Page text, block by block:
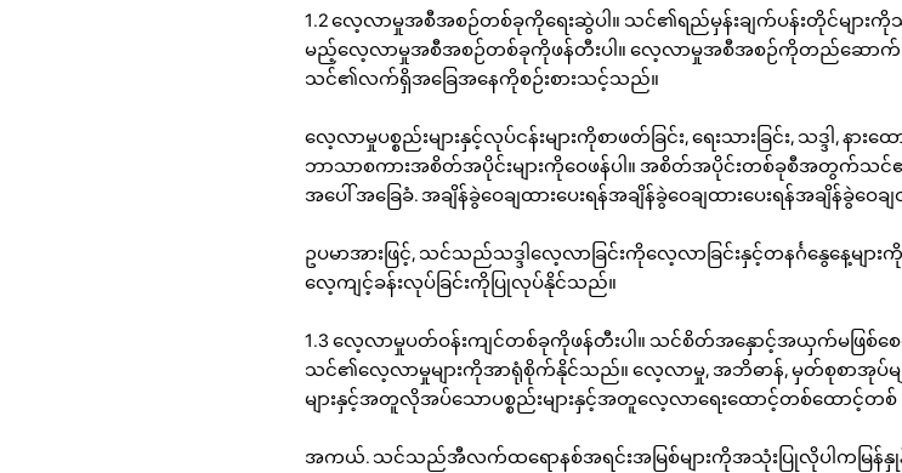
1.2 လေ့လာမှုအစီအစဉ်တစ်ခုကိုရေးဆွဲပါ။ သင်၏ရည်မှန်းချက်ပန်းတိုင်များ
မည့်လေ့လာမှုအစီအစဉ်တစ်ခုကိုဖန်တီးပါ။ လေ့လာမှုအစီအစဉ်ကိုတည်ဆော
သင်၏လက်ရှိအခြေအနေကိုစဉ်းစားသင့်သည်။
လေ့လာမှုပစ္စည်းများနှင့်လုပ်ငန်းများကိုစာဖတ်ခြင်း, ရေးသားခြင်း, သဒ္ဒါ, နားထ
ဘာသာစကားအစိတ်အပိုင်းများကိုဝေဖန်ပါ။ အစိတ်အပိုင်းတစ်ခုစီအတွက်သင်၏ ဦး
အပေါ် အခြေခံ. အချိန်ခွဲဝေချထားပေးရန်အချိန်ခွဲဝေချထားပေးရန်အချိန်ခွဲဝေချထ
ဥပမာအားဖြင့်, သင်သည်သဒ္ဒါလေ့လာခြင်းကိုလေ့လာခြင်းနှင့်တနင်္ဂနွေနေ့များကို
လေ့ကျင့်ခန်းလုပ်ခြင်းကိုပြုလုပ်နိုင်သည်။
1.3 လေ့လာမှုပတ်ဝန်းကျင်တစ်ခုကိုဖန်တီးပါ။ သင်စိတ်အနှောင့်အယှက်မဖြစ်
သင်၏လေ့လာမှုများကိုအာရုံစိုက်နိုင်သည်။ လေ့လာမှု, အဘိဓာန်, မှတ်စုစာအုပ်မျ
များနှင့်အတူလိုအပ်သောပစ္စည်းများနှင့်အတူလေ့လာရေးထောင့်တစ်ထောင့်တစ် ဦ
အကယ်. သင်သည်အီလက်ထရောနစ်အရင်းအမြစ်များကိုအသုံးပြုလိုပါကမြန်